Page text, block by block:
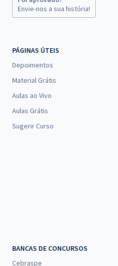
Envie-nos a sua história!
PÁGINAS ÚTEIS
Depoimentos
Material Grátis
Aulas ao Vivo
Aulas Grátis
Sugerir Curso
BANCAS DE CONCURSOS
Cebraspe